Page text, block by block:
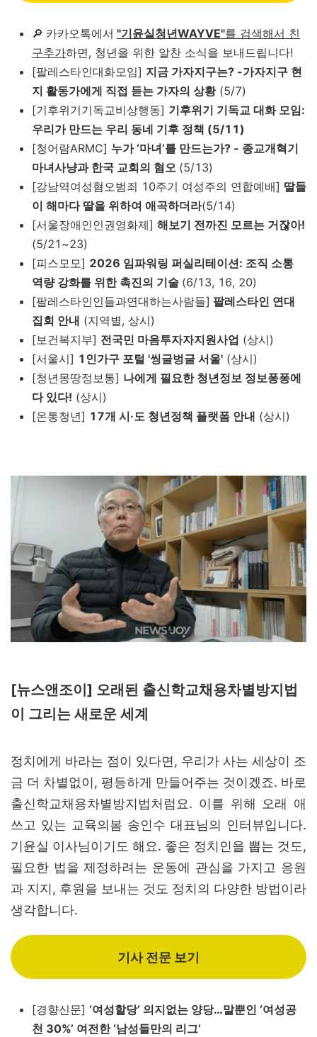
🔎 카카오톡에서 "기윤실청년WAYVE"를 검색해서 친
구추가하면, 청년을 위한 알찬 소식을 보내드립니다!
[팔레스타인대화모임] 지금 가자지구는? -가자지구 현
지 활동가에게 직접 듣는 가자의 상황 (5/7)
[기후위기기독교비상행동] 기후위기 기독교 대화 모임:
우리가 만드는 우리 동네 기후 정책 (5/11)
[청어람ARMC] 누가 ‘마녀’를 만드는가? - 종교개혁기
마녀사냥과 한국 교회의 혐오 (5/13)
[강남역여성혐오범죄 10주기 여성주의 연합예배] 딸들
이 해마다 딸을 위하여 애곡하더라(5/14)
[서울장애인인권영화제] 해보기 전까진 모르는 거잖아!
(5/21~23)
[피스모모] 2026 임파워링 퍼실리테이션: 조직 소통
역량 강화를 위한 촉진의 기술 (6/13, 16, 20)
[팔레스타인인들과연대하는사람들] 팔레스타인 연대
집회 안내 (지역별, 상시)
[보건복지부] 전국민 마음투자자지원사업 (상시)
[서울시] 1인가구 포털 '씽글벙글 서울' (상시)
[청년몽땅정보통] 나에게 필요한 청년정보 정보퐁퐁에
다 있다! (상시)
[온통청년] 17개 시·도 청년정책 플랫폼 안내 (상시)
[뉴스앤조이] 오래된 출신학교채용차별방지법
이 그리는 새로운 세계
정치에게 바라는 점이 있다면, 우리가 사는 세상이 조
금 더 차별없이, 평등하게 만들어주는 것이겠죠. 바로
출신학교채용차별방지법처럼요. 이를 위해 오래 애
쓰고 있는 교육의봄 송인수 대표님의 인터뷰입니다.
기윤실 이사님이기도 해요. 좋은 정치인을 뽑는 것도,
필요한 법을 제정하려는 운동에 관심을 가지고 응원
과 지지, 후원을 보내는 것도 정치의 다양한 방법이라
생각합니다.
기사 전문 보기
[경향신문] ‘여성할당’ 의지없는 양당…말뿐인 ‘여성공
천 30%’ 여전한 ‘남성들만의 리그’